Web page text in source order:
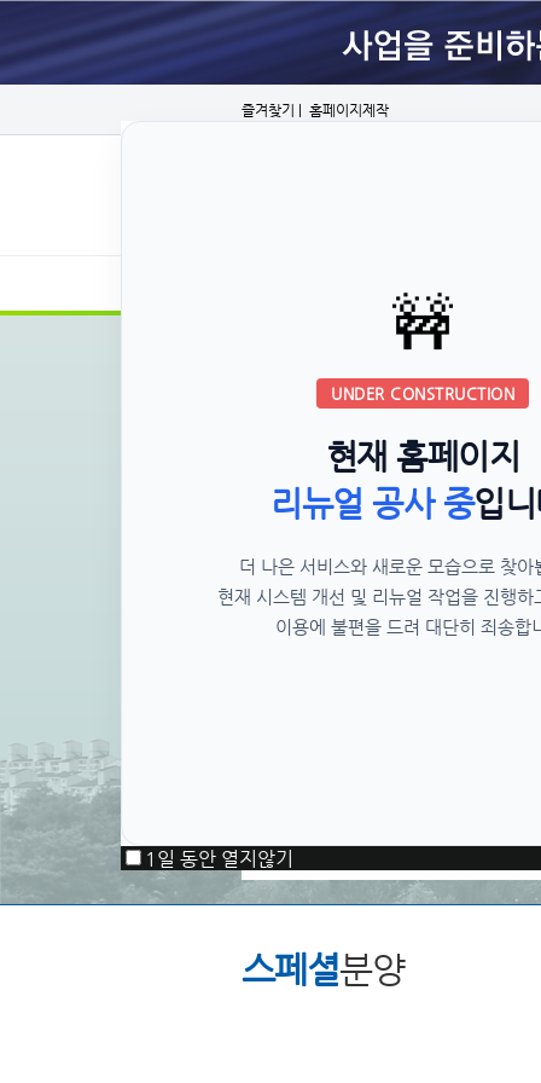
즐겨찾기 홈페이지제작
🚧
UNDER CONSTRUCTION
현재 홈페이지
리뉴얼 공사 중입
더 나은 서비스와 새로운 모습으로 찾아
현재 시스템 개선 및 리뉴얼 작업을 진행하
이용에 불편을 드려 대단히 죄송합
1일 동안 열지않기
분양
스페셜분양